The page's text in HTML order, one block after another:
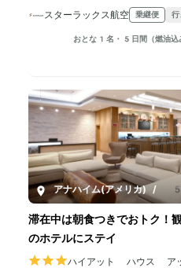
スターラックス航空
乗継便 行
おとな1名・5日間（燃油込
アナハイム(アメリカ) / 5-
滞在中は朝食つきでおトク！
のホテルにステイ
ハイアット ハウス ア